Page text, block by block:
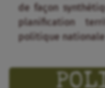
de façon
planification
politique